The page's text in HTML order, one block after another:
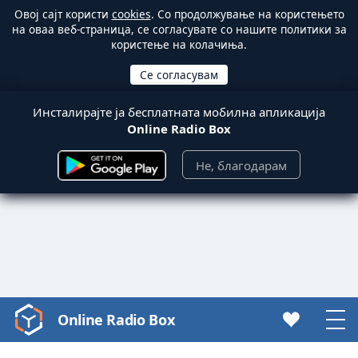
Овој сајт користи cookies. Со продолжување на користењето
на оваа веб-страница, се согласувате со нашите политики за
користење на колачиња.
Инсталирајте ја бесплатната мобилна апликација
Online Radio Box
Не, благодарам
Video
Player
Online Radio Box